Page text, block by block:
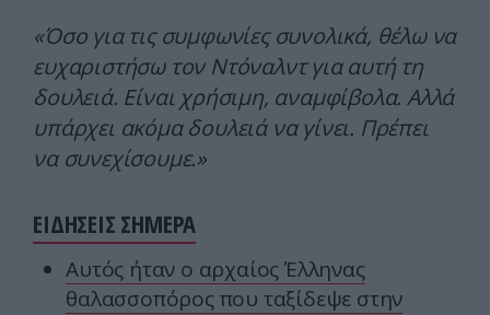
«Όσο για τις συμφωνίες συνολικά, θέλω να
ευχαριστήσω τον Ντόναλντ για αυτή τη
δουλειά. Είναι χρήσιμη, αναμφίβολα. Αλλά
υπάρχει ακόμα δουλειά να γίνει. Πρέπει
να συνεχίσουμε.»
ΕΙΔΗΣΕΙΣ ΣΗΜΕΡΑ
Αυτός ήταν ο αρχαίος Έλληνας
θαλασσοπόρος που ταξίδεψε στην